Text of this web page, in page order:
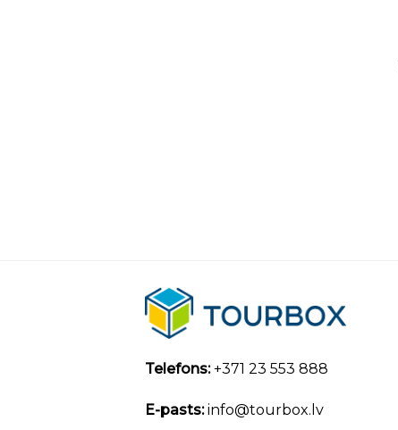
Telefons:+371 23 553 888
E-pasts:info@tourbox.lv